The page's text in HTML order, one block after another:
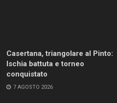
Casertana, triangolare al Pinto:
Ischia battuta e torneo
conquistato
7 AGOSTO 2026